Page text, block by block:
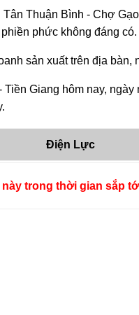
Thuận Bình - Chợ
phức không đáng có.
sản xuất trên địa
Giang hôm nay,
Điện Lực
trong thời gian sắp